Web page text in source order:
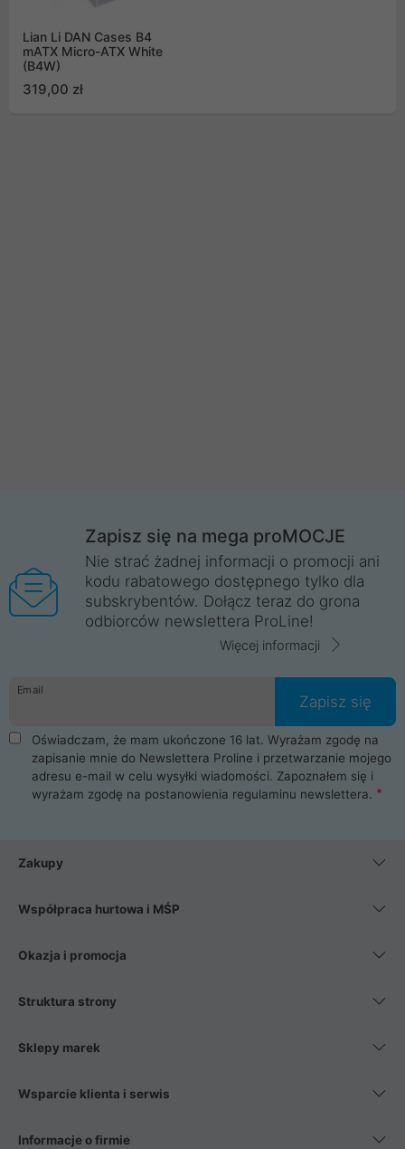
Lian Li DAN Cases B4
mATX Micro-ATX White
(B4W)
319,00 zł
Zapisz się na mega proMOCJE
Nie strać żadnej informacji o promocji ani
kodu rabatowego dostępnego tylko dla
subskrybentów. Dołącz teraz do grona
odbiorców newslettera ProLine!
Więcej informacji
Email
Zapisz się
Oświadczam, że mam ukończone 16 lat. Wyrażam zgodę na
zapisanie mnie do Newslettera Proline i przetwarzanie mojego
adresu e-mail w celu wysyłki wiadomości. Zapoznałem się i
wyrażam zgodę na postanowienia regulaminu newslettera.
Zakupy
Współpraca hurtowa i MŚP
Okazja i promocja
Struktura strony
Sklepy marek
Wsparcie klienta i serwis
Informacje o firmie